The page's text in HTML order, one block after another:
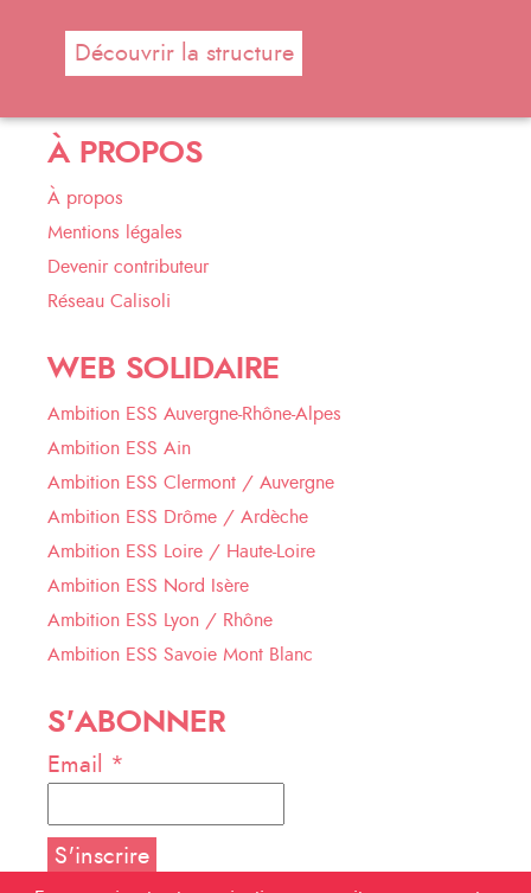
Découvrir la structure
À PROPOS
À propos
Mentions légales
Devenir contributeur
Réseau Calisoli
WEB SOLIDAIRE
Ambition ESS Auvergne-Rhône-Alpes
Ambition ESS Ain
Ambition ESS Clermont / Auvergne
Ambition ESS Drôme / Ardèche
Ambition ESS Loire / Haute-Loire
Ambition ESS Nord Isère
Ambition ESS Lyon / Rhône
Ambition ESS Savoie Mont Blanc
S'ABONNER
Email *